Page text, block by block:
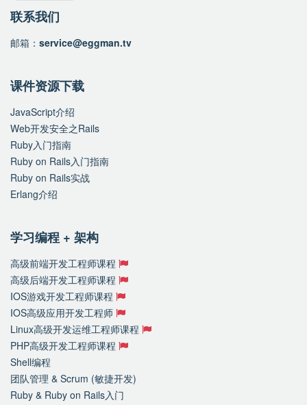
联系我们
邮箱： service@eggman.tv
课件资源下载
JavaScript介绍
Web开发安全之Rails
Ruby入门指南
Ruby on Rails入门指南
Ruby on Rails实战
Erlang介绍
学习编程 + 架构
高级前端开发工程师课程
高级后端开发工程师课程
IOS游戏开发工程师课程
IOS高级应用开发工程师
Linux高级开发运维工程师课程
PHP高级开发工程师课程
Shell编程
团队管理 & Scrum (敏捷开发)
Ruby & Ruby on Rails入门